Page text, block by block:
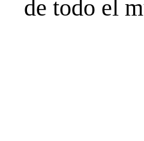
de todo el